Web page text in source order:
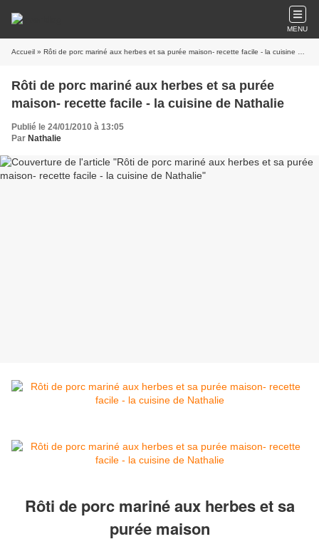
MENU
Accueil » Rôti de porc mariné aux herbes et sa purée maison- recette facile - la cuisine de Nathalie
Rôti de porc mariné aux herbes et sa purée
maison- recette facile - la cuisine de Nathalie
Publié le 24/01/2010 à 13:05
Par Nathalie
Rôti de porc mariné aux herbes et sa
purée maison